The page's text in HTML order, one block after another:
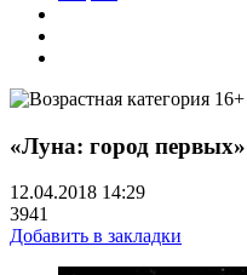
«Луна: город первых»
12.04.2018 14:29
3941
Добавить в закладки